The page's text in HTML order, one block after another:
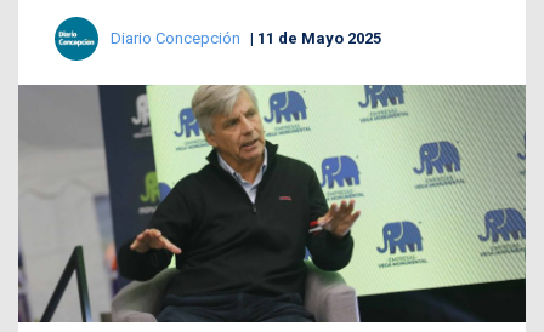
Diario Concepción 11 de Mayo 2025